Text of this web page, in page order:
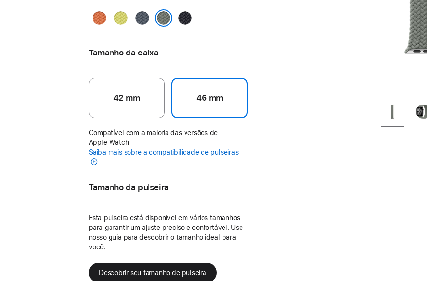
CúrcumaAmarelo-
Azul-
âncora
Meia-
Tamanho da caixa
42 mm 46 mm
Compatível com a maioria das versões de
Apple Watch.
Saiba mais sobre a compatibilidade de pulseiras
Tamanho da pulseira
Esta pulseira está disponível em vários tamanhos
para garantir um ajuste preciso e confortável. Use
nosso guia para descobrir o tamanho ideal para
você.
Descobrir seu tamanho de pulseira